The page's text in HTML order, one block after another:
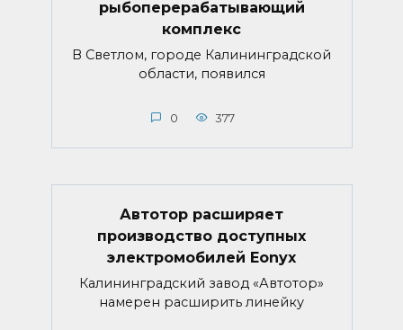
рыбоперерабатывающий
комплекс
В Светлом, городе Калининградской
области, появился
0 377
Автотор расширяет
производство доступных
электромобилей Eonyx
Калининградский завод «Автотор»
намерен расширить линейку